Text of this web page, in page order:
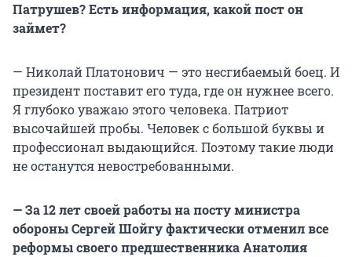
Патрушев? Есть информация, какой пост он
займет?
— Николай Платонович — это несгибаемый боец. И
президент поставит его туда, где он нужнее всего.
Я глубоко уважаю этого человека. Патриот
высочайшей пробы. Человек с большой буквы и
профессионал выдающийся. Поэтому такие люди
не останутся невостребованными.
— За 12 лет своей работы на посту министра
обороны Сергей Шойгу фактически отменил все
реформы своего предшественника Анатолия